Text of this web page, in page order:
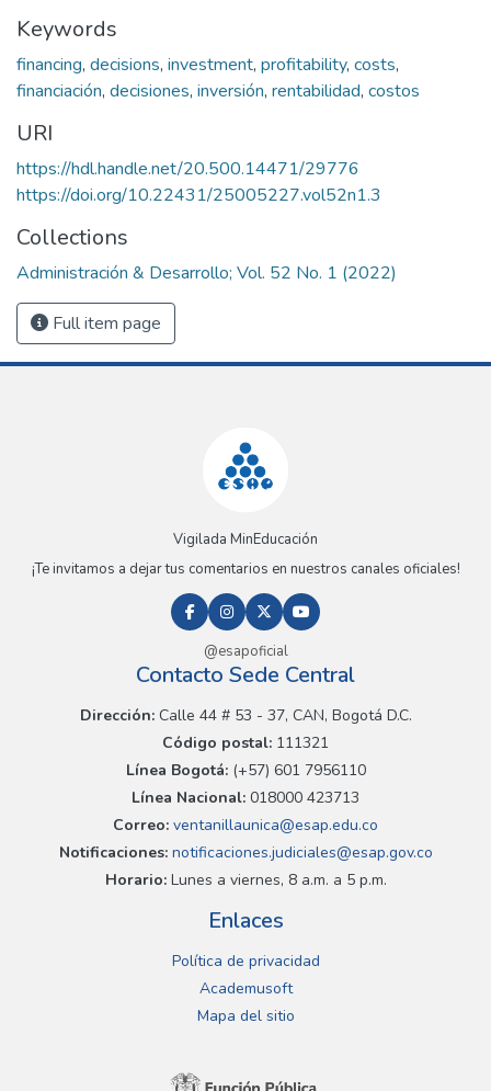
Keywords
financing, decisions, investment, profitability, costs,
financiación, decisiones, inversión, rentabilidad, costos
URI
https://hdl.handle.net/20.500.14471/29776
https://doi.org/10.22431/25005227.vol52n1.3
Collections
Administración & Desarrollo; Vol. 52 No. 1 (2022)
Full item page
Vigilada MinEducación
¡Te invitamos a dejar tus comentarios en nuestros canales oficiales!
@esapoficial
Contacto Sede Central
Dirección:Calle 44 # 53 - 37, CAN, Bogotá D.C.
Código postal: 111321
Línea Bogotá:(+57) 601 7956110
Línea Nacional: 018000 423713
Correo: ventanillaunica@esap.edu.co
Notificaciones:notificaciones.judiciales@esap.gov.co
Horario:Lunes a viernes, 8 a.m. a 5 p.m.
Enlaces
Política de privacidad
Academusoft
Mapa del sitio